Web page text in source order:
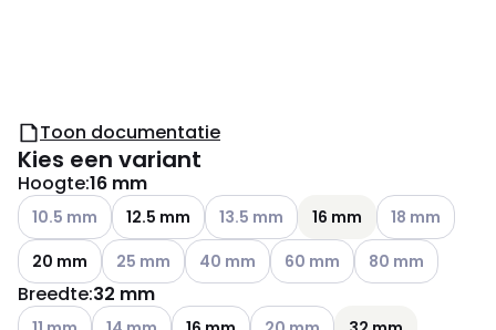
Toon documentatie
Kies een variant
Hoogte:16 mm
Andere varianten (Huidige combinatie niet mogelijk)
10.5 mm 12.5 mm Andere varianten (Huidige
13.5 mm 16 mm Andere
18 mm
20 mm
Andere varianten (Huidige combinatie niet
25 mm Andere varianten (Huidige combinatie
40 mm Andere varianten (Huidige
60 mm Andere varianten
80 mm
Breedte:32 mm
Andere varianten (Huidige combinatie niet mogelijk)
Andere varianten (Huidige combinatie niet mogelijk)
Andere varianten (Huidige